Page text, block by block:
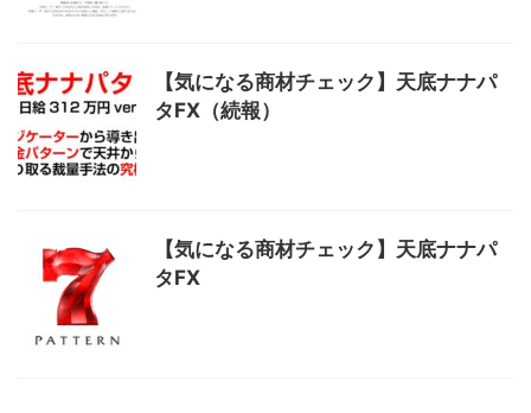
【気になる商材チェック】天底ナナパ
タFX（続報）
【気になる商材チェック】天底ナナパ
タFX